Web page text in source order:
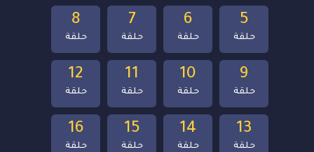
16
حلقة
15
حلقة
14
حلقة
13
حلقة
12
حلقة
11
حلقة
10
حلقة
9
حلقة
8
حلقة
7
حلقة
6
حلقة
5
حلقة